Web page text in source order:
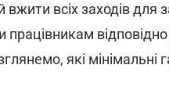
вжити всіх заходів для
працівникам
які мінімальні